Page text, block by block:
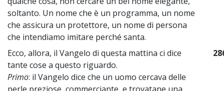
soltanto. Un nome che è un programma, un nome
che assicura un protettore, un nome di persona
che intendiamo imitare perché santa.
Ecco, allora, il Vangelo di questa mattina ci dice
tante cose a questo riguardo.
Primo: il Vangelo dice che un uomo cercava delle